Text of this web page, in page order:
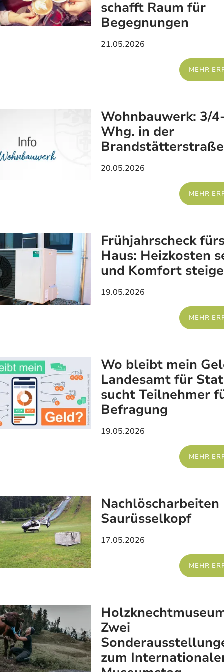
schafft Raum für
Begegnungen
21.05.2026
MEHR
Wohnbauwerk: 3/
Whg. in der
Brandstätterstraße
20.05.2026
MEHR
Frühjahrscheck
Haus: Heizkosten
und Komfort
19.05.2026
MEHR
Wo bleibt mein
Landesamt für
sucht Teilnehmer
Befragung
19.05.2026
MEHR
Nachlöscharbeiten
Saurüsselkopf
17.05.2026
MEHR
Zwei
zum